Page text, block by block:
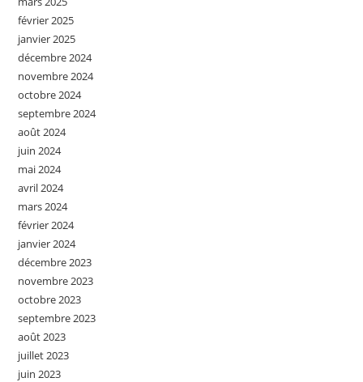
février 2025
janvier 2025
décembre 2024
novembre 2024
octobre 2024
septembre 2024
août 2024
juin 2024
mai 2024
avril 2024
mars 2024
février 2024
janvier 2024
décembre 2023
novembre 2023
octobre 2023
septembre 2023
août 2023
juillet 2023
juin 2023